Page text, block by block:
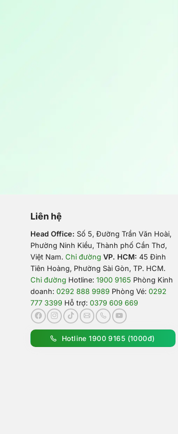
Liên hệ
Head Office: Số 5, Đường Trần Văn Hoài,
Phường Ninh Kiều, Thành phố Cần Thơ,
Việt Nam. Chỉ đường VP. HCM: 45 Đinh
Tiên Hoàng, Phường Sài Gòn, TP. HCM.
Chỉ đường Hotline: 1900 9165 Phòng Kinh
doanh: 0292 888 9989 Phòng Vé: 0292
777 3399 Hỗ trợ: 0379 609 669
Hotline 1900 9165 (1000đ)